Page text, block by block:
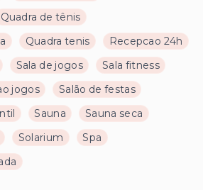
Quadra de tênis
Quadra tenis
Recepcao 24h
Sala de jogos
Sala fitness
jogos
Salão de festas
Sauna
Sauna seca
Solarium
Spa